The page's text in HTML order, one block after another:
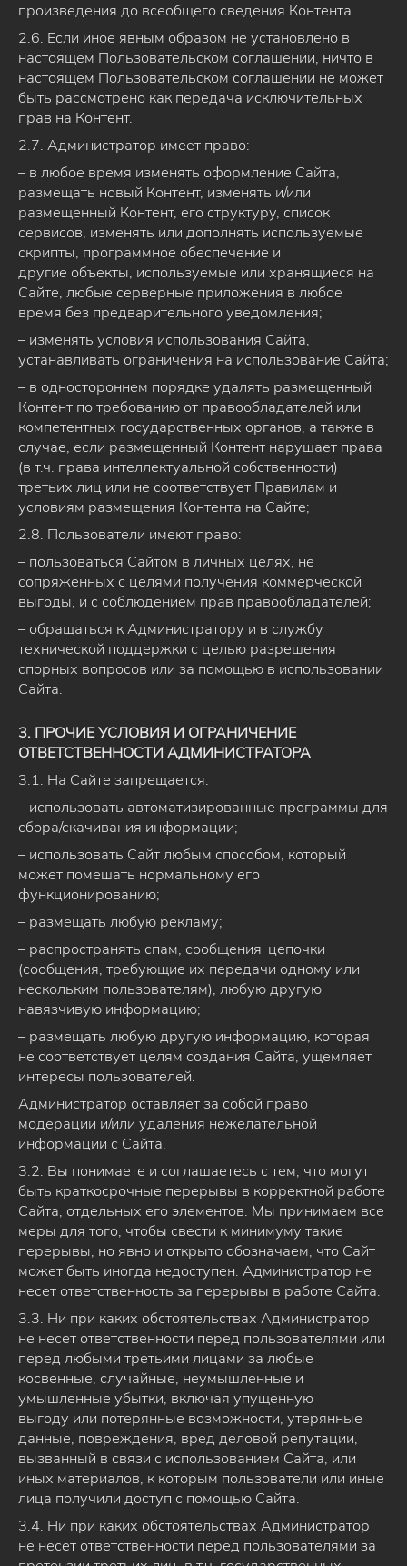
произведения до всеобщего сведения Контента.
2.6. Если иное явным образом не установлено в
настоящем Пользовательском соглашении, ничто в
настоящем Пользовательском соглашении не может
быть рассмотрено как передача исключительных
прав на Контент.
2.7. Администратор имеет право:
– в любое время изменять оформление Сайта,
размещать новый Контент, изменять и/или
размещенный Контент, его структуру, список
сервисов, изменять или дополнять используемые
скрипты, программное обеспечение и
другие объекты, используемые или хранящиеся на
Сайте, любые серверные приложения в любое
время без предварительного уведомления;
– изменять условия использования Сайта,
устанавливать ограничения на использование Сайта;
– в одностороннем порядке удалять размещенный
Контент по требованию от правообладателей или
компетентных государственных органов, а также в
случае, если размещенный Контент нарушает права
(в т.ч. права интеллектуальной собственности)
третьих лиц или не соответствует Правилам и
условиям размещения Контента на Сайте;
2.8. Пользователи имеют право:
– пользоваться Сайтом в личных целях, не
сопряженных с целями получения коммерческой
выгоды, и с соблюдением прав правообладателей;
– обращаться к Администратору и в службу
технической поддержки с целью разрешения
спорных вопросов или за помощью в использовании
Сайта.
3. ПРОЧИЕ УСЛОВИЯ И ОГРАНИЧЕНИЕ
ОТВЕТСТВЕННОСТИ АДМИНИСТРАТОРА
3.1. На Сайте запрещается:
– использовать автоматизированные программы для
сбора/скачивания информации;
– использовать Сайт любым способом, который
может помешать нормальному его
функционированию;
– размещать любую рекламу;
– распространять спам, сообщения-цепочки
(сообщения, требующие их передачи одному или
нескольким пользователям), любую другую
навязчивую информацию;
– размещать любую другую информацию, которая
не соответствует целям создания Сайта, ущемляет
интересы пользователей.
Администратор оставляет за собой право
модерации и/или удаления нежелательной
информации с Сайта.
3.2. Вы понимаете и соглашаетесь с тем, что могут
быть краткосрочные перерывы в корректной работе
Сайта, отдельных его элементов. Мы принимаем все
меры для того, чтобы свести к минимуму такие
перерывы, но явно и открыто обозначаем, что Сайт
может быть иногда недоступен. Администратор не
несет ответственность за перерывы в работе Сайта.
3.3. Ни при каких обстоятельствах Администратор
не несет ответственности перед пользователями или
перед любыми третьими лицами за любые
косвенные, случайные, неумышленные и
умышленные убытки, включая упущенную
выгоду или потерянные возможности, утерянные
данные, повреждения, вред деловой репутации,
вызванный в связи с использованием Сайта, или
иных материалов, к которым пользователи или иные
лица получили доступ с помощью Сайта.
3.4. Ни при каких обстоятельствах Администратор
не несет ответственности перед пользователями за